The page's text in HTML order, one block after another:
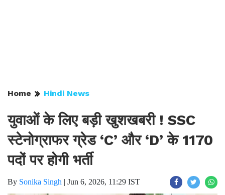
Home Hindi News
युवाओं के लिए बड़ी खुशखबरी ! SSC
स्टेनोग्राफर ग्रेड ‘C’ और ‘D’ के 1170
पदों पर होगी भर्ती
By Sonika Singh | Jun 6, 2026, 11:29 IST